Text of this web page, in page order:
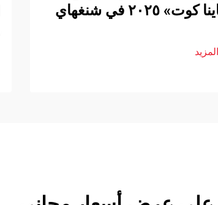
٢٠٢٥ في شنغهاي